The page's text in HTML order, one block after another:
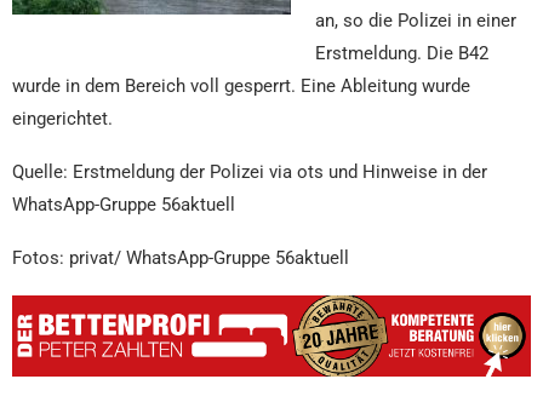
an, so die Polizei in einer
Erstmeldung. Die B42
wurde in dem Bereich voll gesperrt. Eine Ableitung wurde
eingerichtet.
Quelle: Erstmeldung der Polizei via ots und Hinweise in der
WhatsApp-Gruppe 56aktuell
Fotos: privat/ WhatsApp-Gruppe 56aktuell